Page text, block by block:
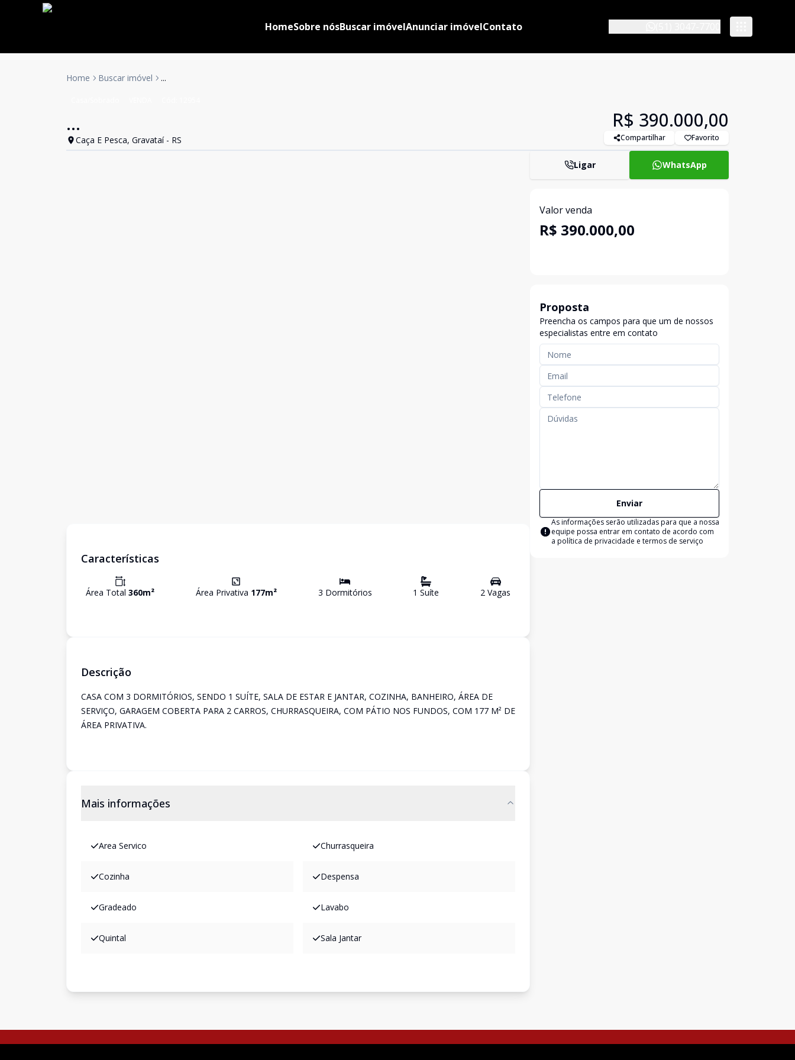
HomeSobre nósBuscar imóvelAnunciar imóvelContato
Home Buscar imóvel ...
...
Caça E Pesca, Gravataí - RS
R$ 390.000,00
Compartilhar Favorito
Características
Área Total 360m² Área Privativa 177m² 3 Dormitórios 1 Suíte 2 Vagas
Descrição
CASA COM 3 DORMITÓRIOS, SENDO 1 SUÍTE, SALA DE ESTAR E JANTAR, COZINHA, BANHEIRO, ÁREA DE
SERVIÇO, GARAGEM COBERTA PARA 2 CARROS, CHURRASQUEIRA, COM PÁTIO NOS FUNDOS, COM 177 M² DE
ÁREA PRIVATIVA.
Mais informações
Area Servico Churrasqueira
Cozinha Despensa
Gradeado Lavabo
Quintal Sala Jantar
Ligar WhatsApp
Valor venda
R$ 390.000,00
Proposta
Preencha os campos para que um de nossos
especialistas entre em contato
Enviar
As informações serão utilizadas para que a nossa
equipe possa entrar em contato de acordo com
a política de privacidade e termos de serviço